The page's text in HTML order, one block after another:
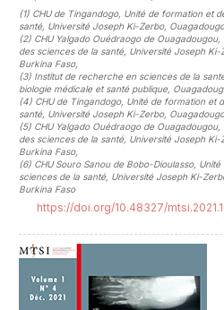
(1) CHU de Tingandogo, Unité de formation et
santé, Université Joseph Ki-Zerbo,
(2) CHU Yalgado Ouédraogo de
des sciences de la santé, Université Joseph
Burkina Faso,
(3) Institut de recherche en sciences de la
biologie médicale et santé publique,
(4) CHU de Tingandogo, Unité de formation et
santé, Université Joseph Ki-Zerbo,
(5) CHU Yalgado Ouédraogo de
des sciences de la santé, Université Joseph
Burkina Faso,
(6) CHU Souro Sanou de Bobo-Dioulasso,
sciences de la santé, Université Joseph Ki-
Burkina Faso
https://doi.org/10.48327/